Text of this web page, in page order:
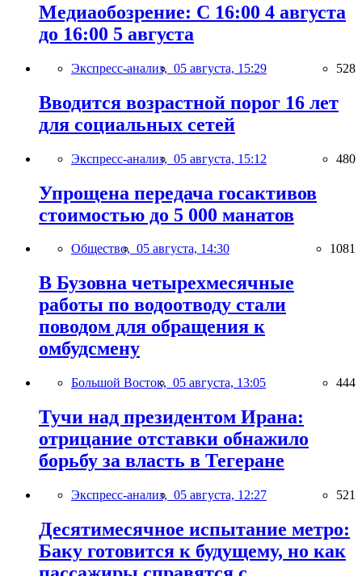
Медиаобозрение: С 16:00 4 августа
до 16:00 5 августа
Экспресс-анализ, 05 августа, 15:29 528
Вводится возрастной порог 16 лет
для социальных сетей
Экспресс-анализ, 05 августа, 15:12 480
Упрощена передача госактивов
стоимостью до 5 000 манатов
Общество, 05 августа, 14:30 1081
В Бузовна четырехмесячные
работы по водоотводу стали
поводом для обращения к
омбудсмену
Большой Восток, 05 августа, 13:05 444
Тучи над президентом Ирана:
отрицание отставки обнажило
борьбу за власть в Тегеране
Экспресс-анализ, 05 августа, 12:27 521
Десятимесячное испытание метро:
Баку готовится к будущему, но как